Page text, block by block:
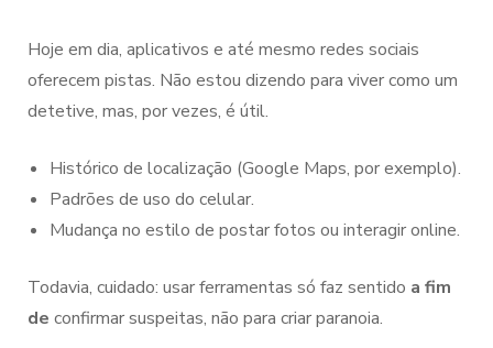
Hoje em dia, aplicativos e até mesmo redes sociais
oferecem pistas. Não estou dizendo para viver como um
detetive, mas, por vezes, é útil.
Histórico de localização (Google Maps, por exemplo).
Padrões de uso do celular.
Mudança no estilo de postar fotos ou interagir online.
Todavia, cuidado: usar ferramentas só faz sentido a fim
de confirmar suspeitas, não para criar paranoia.